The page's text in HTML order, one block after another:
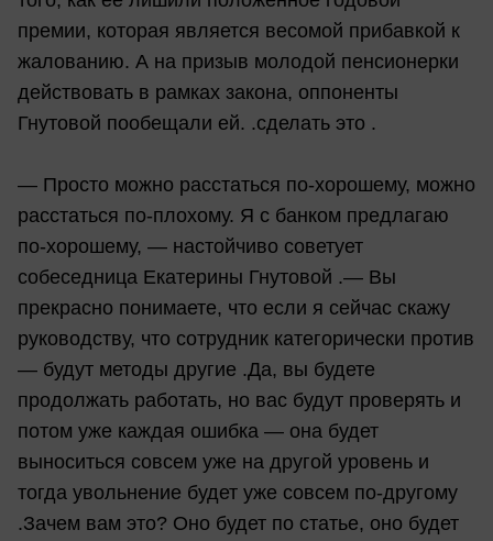
премии, которая является весомой прибавкой к
жалованию. А на призыв молодой пенсионерки
действовать в рамках закона, оппоненты
Гнутовой пообещали ей. .сделать это .
— Просто можно расстаться по-хорошему, можно
расстаться по-плохому. Я с банком предлагаю
по-хорошему, — настойчиво советует
собеседница Екатерины Гнутовой .— Вы
прекрасно понимаете, что если я сейчас скажу
руководству, что сотрудник категорически против
— будут методы другие .Да, вы будете
продолжать работать, но вас будут проверять и
потом уже каждая ошибка — она будет
выноситься совсем уже на другой уровень и
тогда увольнение будет уже совсем по-другому
.Зачем вам это? Оно будет по статье, оно будет